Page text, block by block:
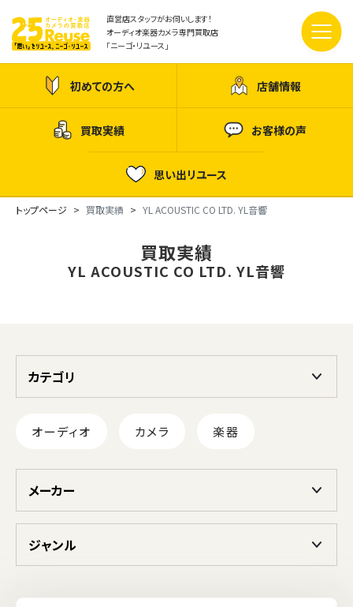
直営店スタッフがお伺いします！
オーディオ楽器カメラ専門買取店
「ニーゴ・リユース」
初めての方へ 店舗情報
買取実績 お客様の声
思い出リユース
トップページ 買取実績 YL ACOUSTIC CO LTD. YL音響
買取実績
YL ACOUSTIC CO LTD. YL音響
カテゴリ
オーディオ カメラ 楽器
メーカー
ジャンル